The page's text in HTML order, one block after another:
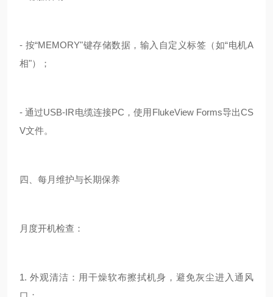
- 按“MEMORY"键存储数据，输入自定义标签（如“电机A
相"）；
- 通过USB-IR电缆连接PC，使用FlukeView Forms导出CS
V文件。
四、每月维护与长期保养
月度开机检查：
1. 外观清洁：用干燥软布擦拭机身，避免灰尘进入通风